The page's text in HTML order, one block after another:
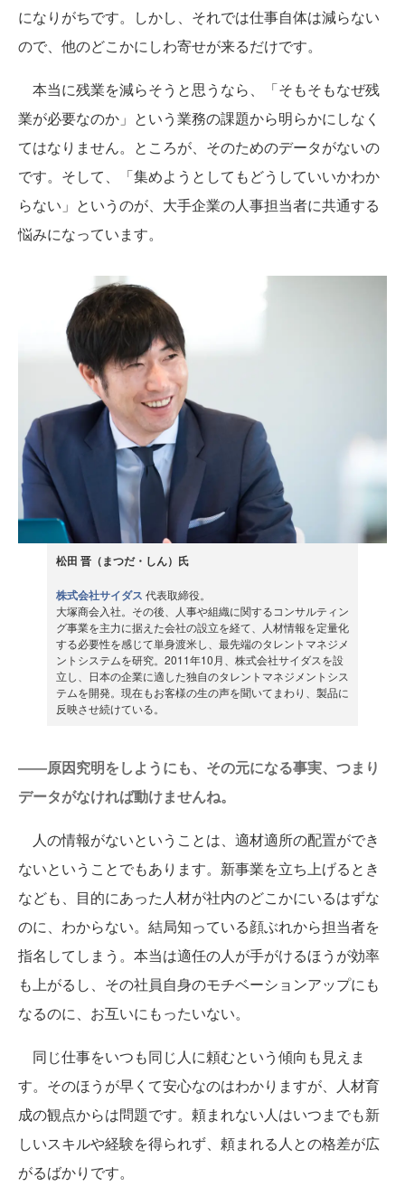
になりがちです。しかし、それでは仕事自体は減らない
ので、他のどこかにしわ寄せが来るだけです。
本当に残業を減らそうと思うなら、「そもそもなぜ残
業が必要なのか」という業務の課題から明らかにしなく
てはなりません。ところが、そのためのデータがないの
です。そして、「集めようとしてもどうしていいかわか
らない」というのが、大手企業の人事担当者に共通する
悩みになっています。
松田 晋（まつだ・しん）氏
株式会社サイダス 代表取締役。
大塚商会入社。その後、人事や組織に関するコンサルティン
グ事業を主力に据えた会社の設立を経て、人材情報を定量化
する必要性を感じて単身渡米し、最先端のタレントマネジメ
ントシステムを研究。2011年10月、株式会社サイダスを設
立し、日本の企業に適した独自のタレントマネジメントシス
テムを開発。現在もお客様の生の声を聞いてまわり、製品に
反映させ続けている。
――原因究明をしようにも、その元になる事実、つまり
データがなければ動けませんね。
人の情報がないということは、適材適所の配置ができ
ないということでもあります。新事業を立ち上げるとき
なども、目的にあった人材が社内のどこかにいるはずな
のに、わからない。結局知っている顔ぶれから担当者を
指名してしまう。本当は適任の人が手がけるほうが効率
も上がるし、その社員自身のモチベーションアップにも
なるのに、お互いにもったいない。
同じ仕事をいつも同じ人に頼むという傾向も見えま
す。そのほうが早くて安心なのはわかりますが、人材育
成の観点からは問題です。頼まれない人はいつまでも新
しいスキルや経験を得られず、頼まれる人との格差が広
がるばかりです。